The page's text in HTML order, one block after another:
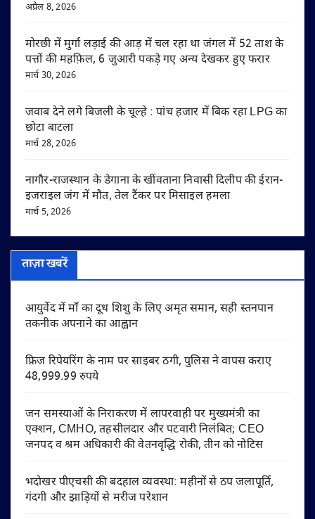
अप्रैल 8, 2026
मोरछी में मुर्गा लड़ाई की आड़ में चल रहा था जंगल में 52 ताश के
पत्तों की महफ़िल, 6 जुआरी पकड़े गए अन्य देखकर हुए फरार
मार्च 30, 2026
जवाब देने लगे बिजली के चूल्हे : पांच हजार में बिक रहा LPG का
छोटा बाटला
मार्च 28, 2026
नागौर-राजस्थान के डेगाना के खींवताना निवासी दिलीप की ईरान-
इजराइल जंग में मौत, तेल टैंकर पर मिसाइल हमला
मार्च 5, 2026
ताज़ा खबरें
आयुर्वेद में माँ का दूध शिशु के लिए अमृत समान, सही स्तनपान
तकनीक अपनाने का आह्वान
फ्रिज रिपेयरिंग के नाम पर साइबर ठगी, पुलिस ने वापस कराए
48,999.99 रुपये
जन समस्याओं के निराकरण में लापरवाही पर मुख्यमंत्री का
एक्शन, CMHO, तहसीलदार और पटवारी निलंबित; CEO
जनपद व श्रम अधिकारी की वेतनवृद्धि रोकी, तीन को नोटिस
भदोखर पीएचसी की बदहाल व्यवस्था: महीनों से ठप जलापूर्ति,
गंदगी और झाड़ियों से मरीज परेशान